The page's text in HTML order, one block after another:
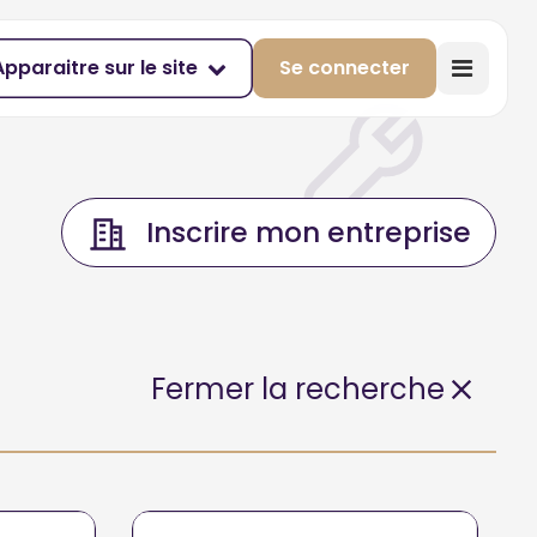
sur le site Se connecter
Inscrire mon entreprise
Fermer la recherche